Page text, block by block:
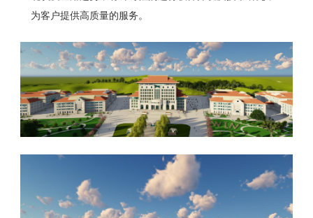
为客户提供高质量的服务。